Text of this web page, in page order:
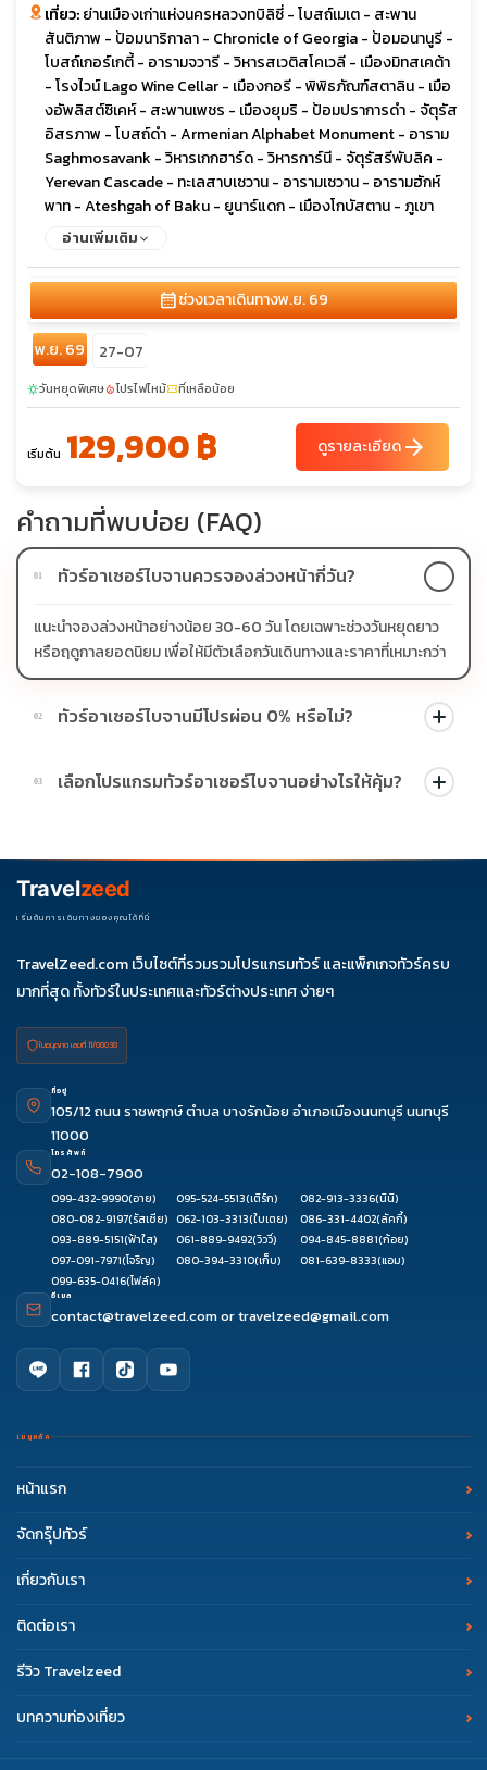
เที่ยว:ย่านเมืองเก่าแห่งนครหลวงทบิลิซี่ - โบสถ์เมเต - สะพาน
สันติภาพ - ป้อมนาริกาลา - Chronicle of Georgia - ป้อมอนานูรี -
โบสถ์เกอร์เกตี้ - อารามจวารี - วิหารสเวติสโคเวลี - เมืองมิทสเคต้า
- โรงไวน์ Lago Wine Cellar - เมืองกอรี - พิพิธภัณฑ์สตาลิน - เมือ
งอัพลิสต์ซิเคห์ - สะพานเพชร - เมืองยุมริ - ป้อมปราการดำ - จัตุรัส
อิสรภาพ - โบสถ์ดำ - Armenian Alphabet Monument - อาราม
Saghmosavank - วิหารเกกฮาร์ด - วิหารการ์นี - จัตุรัสรีพับลิค -
Yerevan Cascade - ทะเลสาบเซวาน - อารามเซวาน - อารามฮักห์
พาท - Ateshgah of Baku - ยูนาร์แดก - เมืองโกบัสตาน - ภูเขา
โคลน - เมืองเก่าบากู - พระราชวังแห่งราชวงศ์เชอร์วาน - คาราวาน
อ่านเพิ่มเติม
calendar_monthช่วงเวลาเดินทางพ.ย. 69
พ.ย. 69 27-07
sunnyวันหยุดพิเศษlocal_fire_departmentโปรไฟไหม้confirmation_numberที่เหลือน้อย
เริ่มต้น 129,900 ฿ ดูรายละเอียดarrow_forward
คำถามที่พบบ่อย (FAQ)
01 ทัวร์อาเซอร์ไบจานควรจองล่วงหน้ากี่วัน?
แนะนำจองล่วงหน้าอย่างน้อย 30-60 วัน โดยเฉพาะช่วงวันหยุดยาว
หรือฤดูกาลยอดนิยม เพื่อให้มีตัวเลือกวันเดินทางและราคาที่เหมาะกว่า
02 ทัวร์อาเซอร์ไบจานมีโปรผ่อน 0% หรือไม่?
บางโปรแกรมมีโปรผ่อน 0% หรือโปรโมชั่นบัตรเครดิตตามเงื่อนไขที่
บริษัทกำหนด สามารถดูสัญลักษณ์โปรโมชั่นในรายการทัวร์แต่ละ
03 เลือกโปรแกรมทัวร์อาเซอร์ไบจานอย่างไรให้คุ้ม?
ช่วงราคา ไม่ควรเทียบจากราคาต่ำสุดเพียงอย่างเดียว
Travelzeed
เริ่มต้นการเดินทางของคุณได้ที่นี่
TravelZeed.com เว็บไซต์ที่รวมรวมโปรแกรมทัวร์ และแพ็กเกจทัวร์ครบ
มากที่สุด ทั้งทัวร์ในประเทศและทัวร์ต่างประเทศ ง่ายๆ
ใบอนุญาต เลขที่ 11/08038
ที่อยู่
105/12 ถนน ราชพฤกษ์ ตำบล บางรักน้อย อำเภอเมืองนนทบุรี นนทบุรี
11000
โทรศัพท์
02-108-7900
099-432-9990(อาย) 095-524-5513(เติร์ก) 082-913-3336(นินิ)
080-082-9197(รัสเซีย) 062-103-3313(ใบเตย) 086-331-4402(ลัคกี้)
093-889-5151(ฟ้าใส) 061-889-9492(วิววี่) 094-845-8881(ก้อย)
097-091-7971(โจริญ) 080-394-3310(เก็บ) 081-639-8333(แอม)
099-635-0416(โฟล์ค)
อีเมล
contact@travelzeed.comortravelzeed@gmail.com
เมนูหลัก
หน้าแรก
จัดกรุ๊ปทัวร์
เกี่ยวกับเรา
ติดต่อเรา
รีวิว Travelzeed
บทความท่องเที่ยว